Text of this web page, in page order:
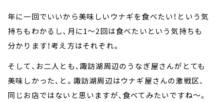
年に一回でいいから美味しいウナギを食べたい！という気
持ちもわかるし、月に1～2回は食べたいという気持ちも
分かります！考え方はそれぞれ。
そして、お二人とも、諏訪湖周辺のうなぎ屋さんがとても
美味しかった、と。諏訪湖周辺はウナギ屋さんの激戦区、
同じお店ではないと思いますが、食べてみたいですね～。